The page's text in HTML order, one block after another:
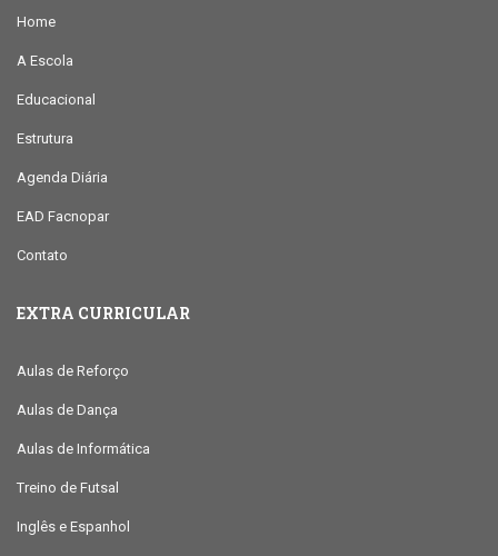
Home
A Escola
Educacional
Estrutura
Agenda Diária
EAD Facnopar
Contato
EXTRA CURRICULAR
Aulas de Reforço
Aulas de Dança
Aulas de Informática
Treino de Futsal
Inglês e Espanhol